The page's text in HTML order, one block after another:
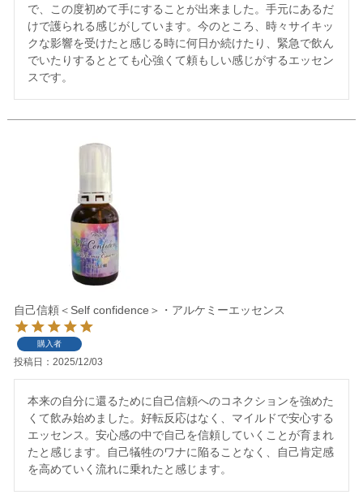
で、この度初めて手にすることが出来ました。手元にあるだ
けで護られる感じがしています。今のところ、時々サイキッ
クな影響を受けたと感じる時に何日か続けたり、緊急で飲ん
でいたりするととても心強くて頼もしい感じがするエッセン
スです。
自己信頼＜Self confidence＞・アルケミーエッセンス
購入者
投稿日 2025/12/03
本来の自分に還るために自己信頼へのコネクションを強めた
くて飲み始めました。好転反応はなく、マイルドで安心する
エッセンス。安心感の中で自己を信頼していくことが育まれ
たと感じます。自己犠牲のワナに陥ることなく、自己肯定感
を高めていく流れに乗れたと感じます。